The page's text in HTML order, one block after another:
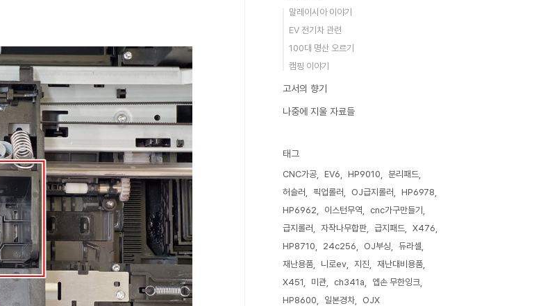
말레이시아 이야기
EV 전기차 관련
100대 명산 오르기
캠핑 이야기
고서의 향기
나중에 지울 자료들
태그
CNC가공 EV6 HP9010
분리패드
허슬러
픽업롤러 OJ급지롤러
HP6978
HP6962
이스턴무역
cnc가구만들기
급지롤러
자작나무합판 급지패드
X476
HP8710
24c256 OJ부싱
듀라셀
재난용품
니로ev 지진
재난대비용품
X451
미관 ch341a
엡손 무한잉크
HP8600
일본경차 OJX